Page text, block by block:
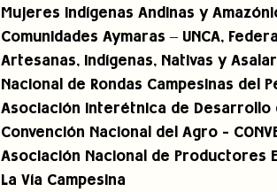
Mujeres Indígenas Andinas y
Comunidades Aymaras – UNCA,
Artesanas, Indígenas, Nativas y
Nacional de Rondas Campesinas del
Asociación Interétnica de Desarrollo
Convención Nacional del Agro -
Asociación Nacional de Productores
La Vía Campesina